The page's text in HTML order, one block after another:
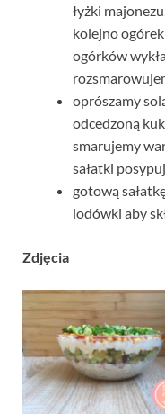
łyżki
kolejno
ogórków
oprószamy
odcedzoną
smarujemy
sałatki
gotową
lodówki aby
Zdjęcia